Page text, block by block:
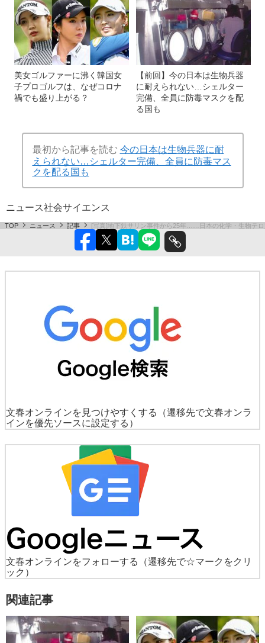
美女ゴルファーに沸く韓国女
子プロゴルフは、なぜコロナ
禍でも盛り上がる？
【前回】今の日本は生物兵器
に耐えられない…シェルター
完備、全員に防毒マスクを配
る国も
最初から記事を読む 今の日本は生物兵器に耐
えられない…シェルター完備、全員に防毒マス
クを配る国も
ニュース社会サイエンス
TOP ニュース 記事 [写真]地下鉄サリン事件から25年……日本の化学・生物テロ
文春オンラインを見つけやすくする
（遷移先で文春オンラ
インを優先ソースに設定する）
文春オンラインをフォローする
（遷移先で☆マークをクリ
ック）
関連記事